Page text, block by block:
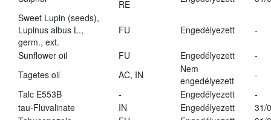
RE
Sweet Lupin (seeds),
Lupinus albus L.,
germ., ext.
FU Engedélyezett -
Sunflower oil FU Engedélyezett
-
Tagetes oil
AC, IN
Nem
engedélyezett
-
Talc E553B
- Engedélyezett
-
tau-Fluvalinate
IN Engedélyezett
31/